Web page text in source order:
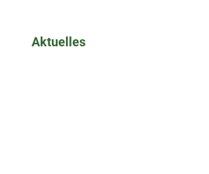
Aktuelles